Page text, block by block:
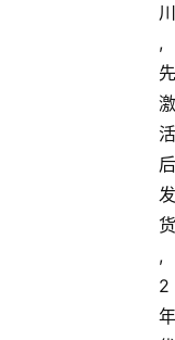
川
,
先
激
活
后
发
货
,
2
年